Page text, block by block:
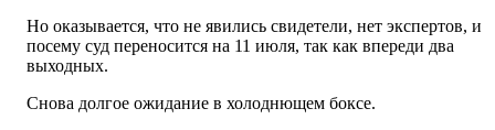
Но оказывается, что не явились свидетели, нет экспертов, и
посему суд переносится на 11 июля, так как впереди два
выходных.
Снова долгое ожидание в холоднющем боксе.